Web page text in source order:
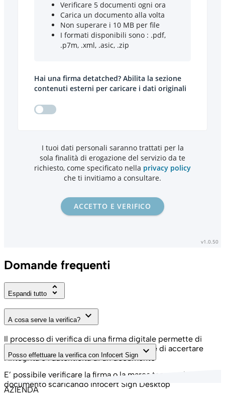
Domande frequenti
Espandi tutto unfold_more
A cosa serve la verifica? keyboard_arrow_down
Il processo di verifica di una firma digitale permette di
poter controllare l’identità del firmatario e di accertare
l’integrità e l’autenticità di un documento
Posso effettuare la verifica con Infocert Sign keyboard_arrow_down
E’ possibile verificare la firma o la marca temporale di un
documento scaricando Infocert Sign Desktop
AZIENDA